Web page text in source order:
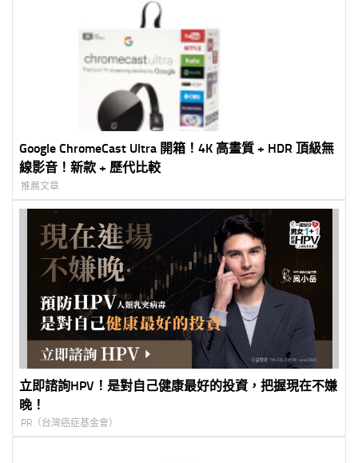
Google ChromeCast Ultra 開箱！4K 高畫質 + HDR 頂級無
線影音！新款 + 歷代比較
推薦文章
立即諮詢HPV！是對自己健康最好的投資，把握現在不嫌
晚！
PR（台灣癌症基金會）